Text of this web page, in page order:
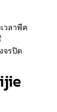
วลาพีค
จรปิด